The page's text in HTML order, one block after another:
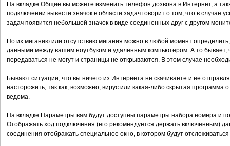
На вкладке Общие вы можете изменить телефон дозвона в Интернет, а
подключении вывести значок в области задач говорит о том, что в случае
задач появится небольшой значок в виде соединенных друг с другом
По их миганию или отсутствию мигания можно в любой момент
данными между вашим ноутбуком и удаленным компьютером. А то
передаваться не могут и страницы не открываются. В этом случае
Бывают ситуации, что вы ничего из Интернета не скачиваете и не
насторожить, так как, возможно, вирус или какая-либо скрытая
ведома.
На вкладке Параметры вам будут доступны параметры набора номера и
Отображать ход подключения (его рекомендуется держать включенным)
соединения отображать специальное окно, в котором будут